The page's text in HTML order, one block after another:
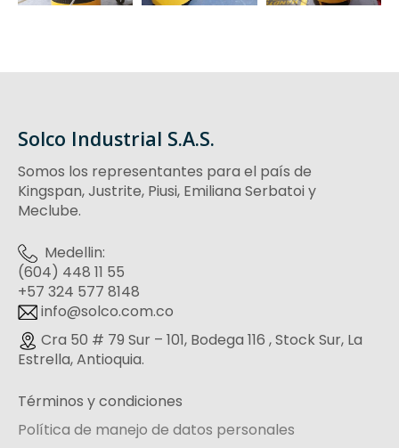
Solco Industrial S.A.S.
Somos los representantes para el país de
Kingspan, Justrite, Piusi, Emiliana Serbatoi y
Meclube.
Medellin:
(604) 448 11 55
‪+57 324 577 8148
info@solco.com.co
Cra 50 # 79 Sur – 101, Bodega 116 , Stock Sur, La
Estrella, Antioquia.
Términos y condiciones
Política de manejo de datos personales